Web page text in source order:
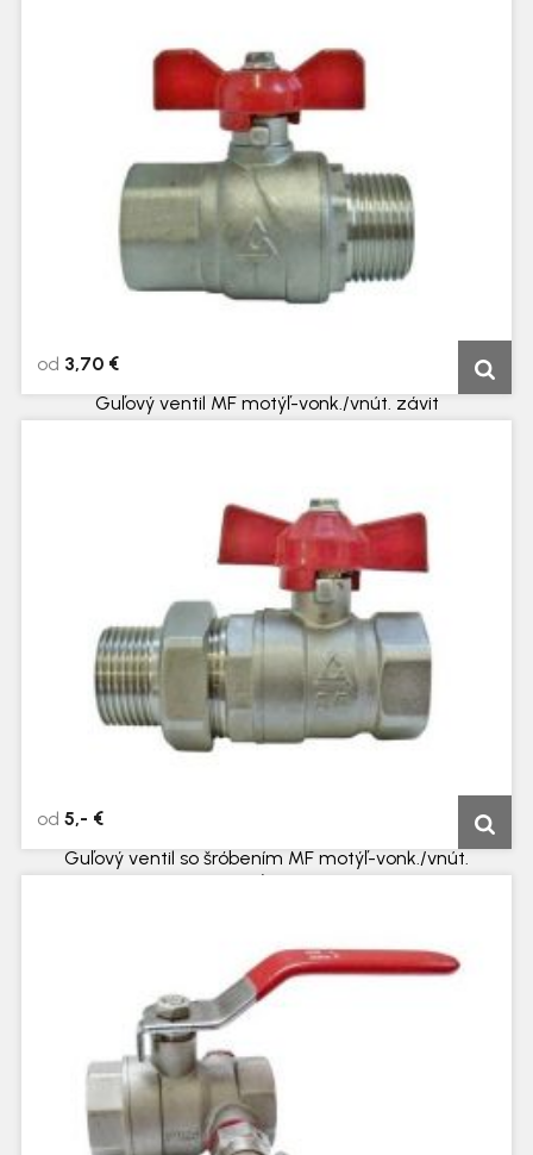
Guľový ventil MF motýľ-vonk./vnút. závit
od 3,70 €
Guľový ventil so šróbením MF motýľ-vonk./vnút.
závit
od 5,- €